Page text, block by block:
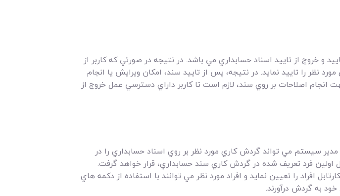
و خروج از تاييد اسناد حسابداري مي باشد. در نتيجه در صورتي که کاربر از
نظر را تاييد نمايد. در نتيجه، پس از تاييد سند، امکان ويرايش يا انجام
انجام اصلاحات بر روي سند، لازم است تا کاربر داراي دسترسي عمل خروج از
مدير سيستم مي تواند گردش کاري مورد نظر بر روي اسناد حسابداري را در
اولين فرد تعريف شده در گردش کاري سند حسابداري، قرار خواهد گرفت.
را تعيين نمايد و افراد مورد نظر مي توانند با استفاده از دکمه هاي
به گردش درآورند.